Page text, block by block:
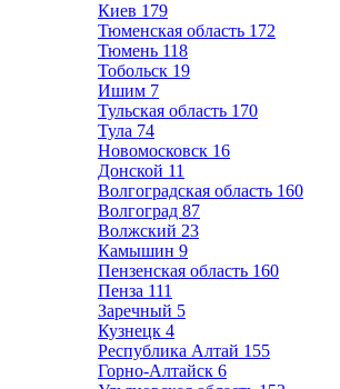
Киев 179
Тюменская область 172
Тюмень 118
Тобольск 19
Ишим 7
Тульская область 170
Тула 74
Новомосковск 16
Донской 11
Волгоградская область 160
Волгоград 87
Волжский 23
Камышин 9
Пензенская область 160
Пенза 111
Заречный 5
Кузнецк 4
Республика Алтай 155
Горно-Алтайск 6